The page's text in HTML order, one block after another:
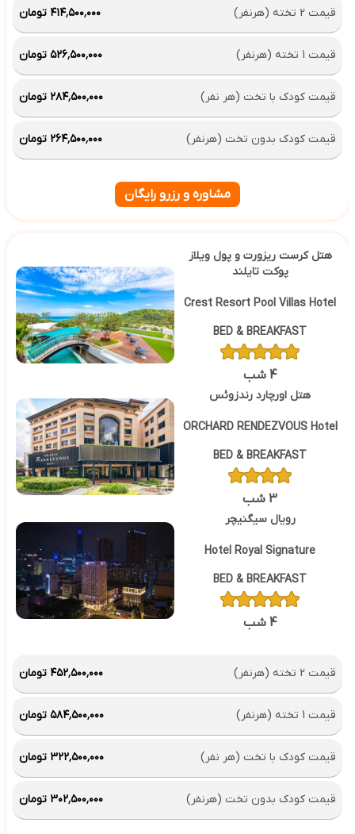
قیمت 2 تخته (هرنفر) ۴۱۴٬۵۰۰٬۰۰۰ تومان
قیمت 1 تخته (هرنفر) ۵۲۶٬۵۰۰٬۰۰۰ تومان
قیمت کودک با تخت (هر نفر) ۲۸۴٬۵۰۰٬۰۰۰ تومان
قیمت کودک بدون تخت (هرنفر) ۲۶۴٬۵۰۰٬۰۰۰ تومان
مشاوره و رزرو رایگان
هتل کرست ریزورت و پول ویلاز
پوکت تایلند
Crest Resort Pool Villas Hotel
BED & BREAKFAST
4 شب
هتل اورچارد رندزوئس
ORCHARD RENDEZVOUS Hotel
BED & BREAKFAST
3 شب
رویال سیگنیچر
Hotel Royal Signature
BED & BREAKFAST
4 شب
قیمت 2 تخته (هرنفر) ۴۵۲٬۵۰۰٬۰۰۰ تومان
قیمت 1 تخته (هرنفر) ۵۸۴٬۵۰۰٬۰۰۰ تومان
قیمت کودک با تخت (هر نفر) ۳۲۲٬۵۰۰٬۰۰۰ تومان
قیمت کودک بدون تخت (هرنفر) ۳۰۲٬۵۰۰٬۰۰۰ تومان